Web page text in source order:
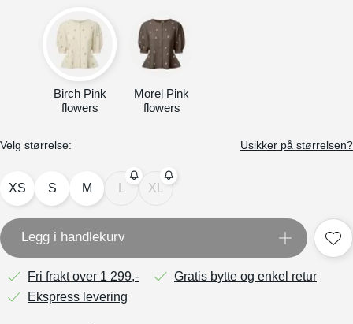
Birch Pink
flowers
Morel Pink
flowers
Velg størrelse: Usikker på størrelsen?
XS S M XL
Legg i handlekurv
Fri frakt over 1 299,-
Gratis bytte og enkel retur
Ekspress levering